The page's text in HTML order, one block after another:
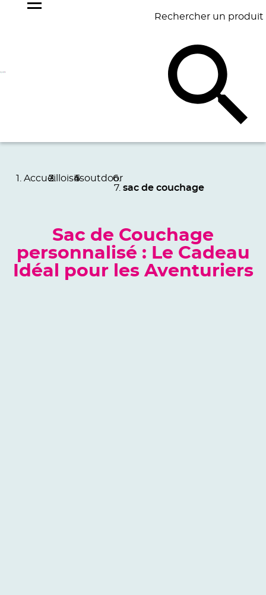
Rechercher un produit
BAGAGERIE BUREAU
Accueil loisirsoutdoor
sac de couchage
Sac de Couchage
personnalisé : Le Cadeau
Idéal pour les Aventuriers